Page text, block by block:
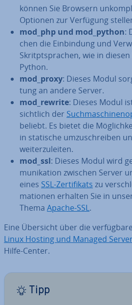
können Sie Browsern
Optionen zur Verfügung
mod_php und mod_python:
chen die Ein­bin­dung und
Skritpt­spra­chen, wie in diesen
Python.
mod_proxy: Dieses Modul
tung an andere Server.
mod_rewrite: Dieses Modul
sicht­lich der
beliebt. Es bietet die
in statische um­zu­schrei­ben
wei­ter­zu­lei­ten.
mod_ssl: Dieses Modul wird
mu­ni­ka­ti­on zwischen Server
eines SSL-Zer­ti­fi­kats zu
ma­tio­nen erhalten Sie in
Thema Apache-SSL.
Eine Übersicht über die
Linux Hosting und Managed
Hilfe-Center.
Tipp